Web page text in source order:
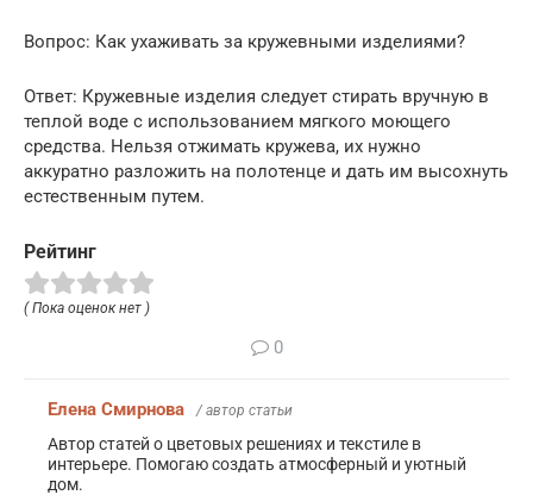
Вопрос: Как ухаживать за кружевными изделиями?
Ответ: Кружевные изделия следует стирать вручную в
теплой воде с использованием мягкого моющего
средства. Нельзя отжимать кружева, их нужно
аккуратно разложить на полотенце и дать им высохнуть
естественным путем.
Рейтинг
( Пока оценок нет )
0
Елена Смирнова / автор статьи
Автор статей о цветовых решениях и текстиле в
интерьере. Помогаю создать атмосферный и уютный
дом.